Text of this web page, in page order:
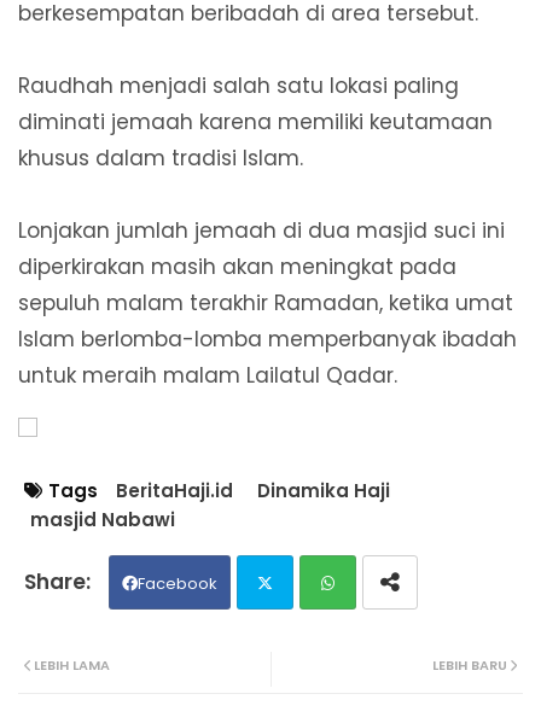
berkesempatan beribadah di area tersebut.
Raudhah menjadi salah satu lokasi paling
diminati jemaah karena memiliki keutamaan
khusus dalam tradisi Islam.
Lonjakan jumlah jemaah di dua masjid suci ini
diperkirakan masih akan meningkat pada
sepuluh malam terakhir Ramadan, ketika umat
Islam berlomba-lomba memperbanyak ibadah
untuk meraih malam Lailatul Qadar.
Tags BeritaHaji.id
Dinamika Haji
masjid Nabawi
Facebook
LEBIH BARU
LEBIH LAMA